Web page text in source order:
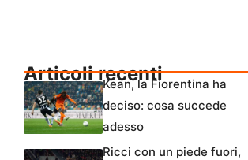
Articoli recentiKean, la Fiorentina ha
deciso: cosa succede
adesso
Ricci con un piede fuori,